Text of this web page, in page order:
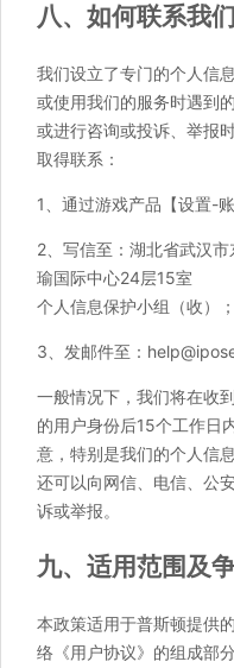
八、如何联系我们
我们设立了专门的个人信
或使用我们的服务时遇到
或进行咨询或投诉、举报
取得联系：
1、通过游戏产品【设置-
2、写信至：湖北省武汉
瑜国际中心24层15室
个人信息保护小组（收）
3、发邮件至：
一般情况下，我们将在收
的用户身份后15个工作日
意，特别是我们的个人信
还可以向网信、电信、公
诉或举报。
九、适用范围及
本政策适用于普斯顿提供
络《用户协议》的组成部